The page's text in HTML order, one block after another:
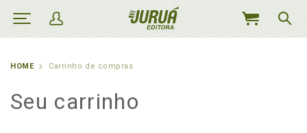
MEU
HOME Carrinho de compras
Seu carrinho